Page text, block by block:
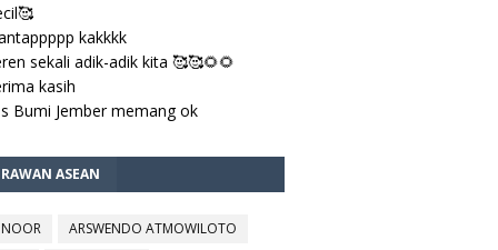
kakkkk
sekali adik-adik kita 🥰🥰🌻🌻
kasih
Bumi Jember memang ok
ASEAN
ARSWENDO ATMOWILOTO